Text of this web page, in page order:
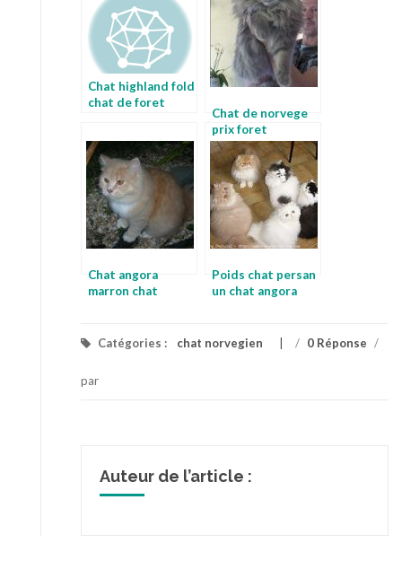
Chat highland fold
chat de foret
Chat de norvege
prix foret
norvegienne
Chat angora
marron chat
Poids chat persan
un chat angora
Catégories : chat norvegien / 0 Réponse /
par
Auteur de l’article :